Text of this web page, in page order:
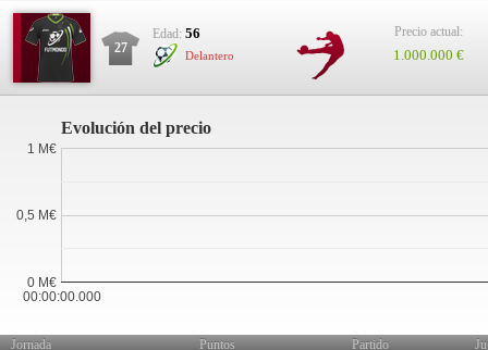
27
Edad: 56
Delantero
Precio actual:
1.000.000 €
Evolución del precio
00:00:00.000
0 M€
0,5 M€
1 M€
Jornada Puntos Partido